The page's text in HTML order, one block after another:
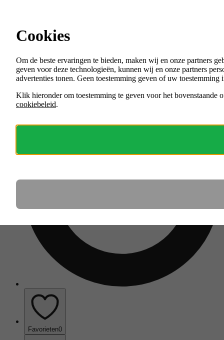
Menu
VACATURES
ORGANISATIES
Favorieten0
Cookies
Om de beste ervaringen te bieden, maken wij en onze partners
geven voor deze technologieën, kunnen wij en onze partners
advertenties tonen. Geen toestemming geven of uw
Klik hieronder om toestemming te geven voor het bovenstaande
cookiebeleid.